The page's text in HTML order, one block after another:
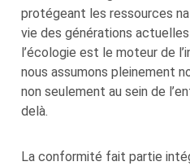
protégeant les ressources
vie des générations
l’écologie est le moteur de
nous assumons pleinement
non seulement au sein de
delà.
La conformité fait partie